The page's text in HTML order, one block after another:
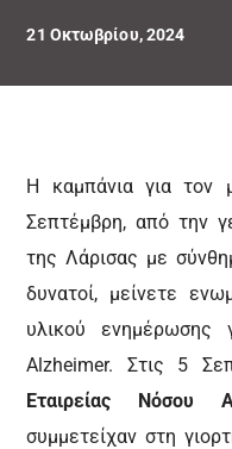
21 Οκτωβρίου, 2024
Η καμπάνια για τον
Σεπτέμβρη, από την
της Λάρισας με
δυνατοί, μείνετε
υλικού
Alzheimer. Στις 5
Εταιρείας Νόσου
συμμετείχαν στη